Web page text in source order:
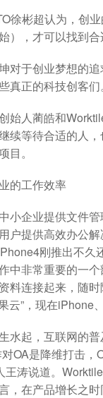
徐彬超认为，创
），才可以找到
对于创业梦想的
真正的科技创客们
始人蔺皓和
续等待合适的人
目。
的工作效率
小企业提供文件
户提供高效办公
刚推出不久
中非常重要的一
料连接起来，随
云”，现在
水起，互联网的
OA是降维打击
王涛说道。
，在产品增长之